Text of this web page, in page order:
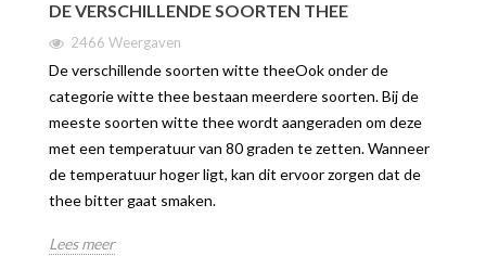
DE VERSCHILLENDE SOORTEN THEE
2466 Weergaven
De verschillende soorten witte theeOok onder de
categorie witte thee bestaan meerdere soorten. Bij de
meeste soorten witte thee wordt aangeraden om deze
met een temperatuur van 80 graden te zetten. Wanneer
de temperatuur hoger ligt, kan dit ervoor zorgen dat de
thee bitter gaat smaken.
Lees meer